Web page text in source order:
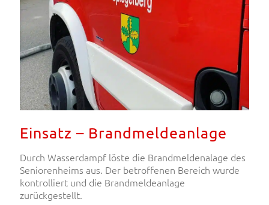
Einsatz – Brandmeldeanlage
Durch Wasserdampf löste die Brandmeldenalage des
Seniorenheims aus. Der betroffenen Bereich wurde
kontrolliert und die Brandmeldeanlage
zurückgestellt.